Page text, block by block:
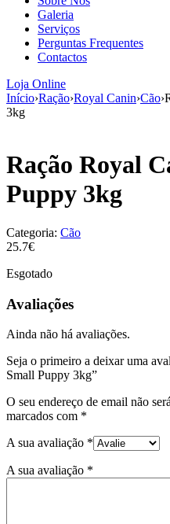
Galeria
Serviços
Perguntas Frequentes
Contactos
Loja Online
Início›Ração›Royal Canin›Cão›
3kg
Ração Royal
Puppy 3kg
Categoria: Cão
25.7€
Esgotado
Avaliações
Ainda não há avaliações.
Seja o primeiro a deixar uma
Small Puppy 3kg”
O seu endereço de email não
marcados com *
A sua avaliação *
A sua avaliação *
aumenta a
probabilidade
de ver
conteúdo e
ofertas